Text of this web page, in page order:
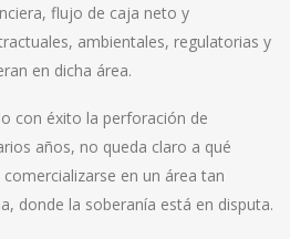
flujo de caja neto y
ambientales, regulatorias y
en dicha área.
con éxito la perforación de
años, no queda claro a qué
en un área tan
donde la soberanía está en disputa.